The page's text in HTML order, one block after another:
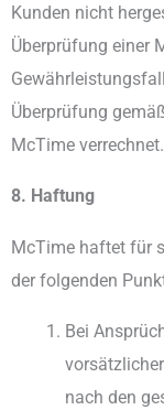
Kunden nicht
Überprüfung einer
Überprüfung
McTime verrechnet.
8. Haftung
McTime haftet für
der folgenden
Bei
nach den